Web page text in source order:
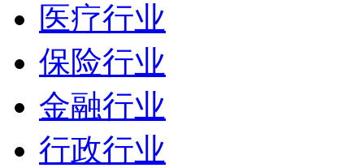
医疗行业
保险行业
金融行业
行政行业